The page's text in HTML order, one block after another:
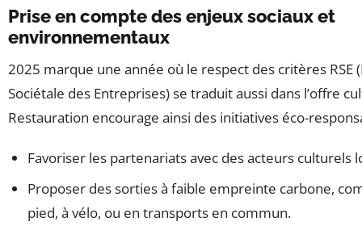
Prise en compte des enjeux sociaux et
environnementaux
2025 marque une année où le respect des critères RSE
Sociétale des Entreprises) se traduit aussi dans l’offre
Restauration encourage ainsi des initiatives éco-
Favoriser les partenariats avec des acteurs culturels
Proposer des sorties à faible empreinte carbone,
pied, à vélo, ou en transports en commun.